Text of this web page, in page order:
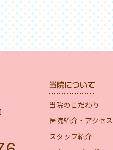
当院のこだわり
医院紹介・アクセス
スタッフ紹介